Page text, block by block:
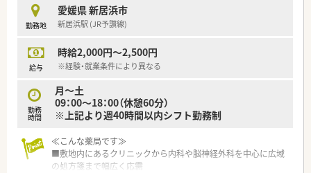
勤務地
愛媛県 新居浜市
新居浜駅 (JR予讃線)
給与
時給2,000円～2,500円
※経験・就業条件により異なる
勤務
時間
月～土
09：00～18：00（休憩60分）
※上記より週40時間以内シフト勤務制
≪こんな薬局です≫
■敷地内にあるクリニックから内科や脳神経外科を中心に広域
の処方箋まで幅広く応需